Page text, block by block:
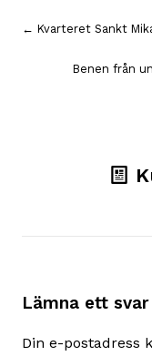
← Kvarteret Sankt
Benen från
Lämna ett svar
Din e-postadress